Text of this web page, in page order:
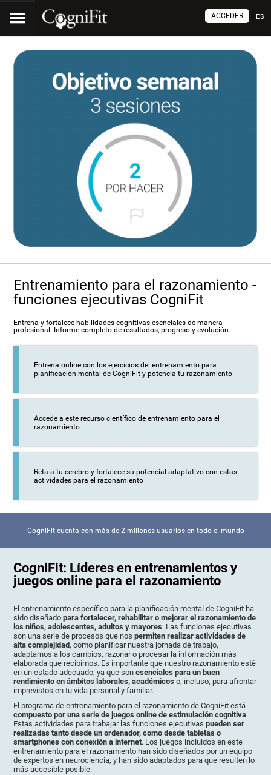
ES
ACCEDER
Entrenamiento para el razonamiento -
funciones ejecutivas CogniFit
Entrena y fortalece habilidades cognitivas esenciales de manera
profesional. Informe completo de resultados, progreso y evolución.
Entrena online con los ejercicios del entrenamiento para
planificación mental de CogniFit y potencia tu razonamiento
Accede a este recurso científico de entrenamiento para el
razonamiento
Reta a tu cerebro y fortalece su potencial adaptativo con estas
actividades para el razonamiento
CogniFit cuenta con más de 2 millones usuarios en todo el mundo
CogniFit: Líderes en entrenamientos y
juegos online para el razonamiento
El entrenamiento específico para la planificación mental de CogniFit ha
sido diseñadopara fortalecer, rehabilitar o mejorar el razonamiento de
los niños, adolescentes, adultos y mayores. Las funciones ejecutivas
son una serie de procesos que nospermiten realizar actividades de
alta complejidad, como planificar nuestra jornada de trabajo,
adaptarnos a los cambios, razonar o procesar la información más
elaborada que recibimos. Es importante que nuestro razonamiento esté
en un estado adecuado, ya que sonesenciales para un buen
rendimiento en ámbitos laborales, académicos o, incluso, para afrontar
imprevistos en tu vida personal y familiar.
El programa de entrenamiento para el razonamiento de CogniFit está
compuesto por una serie de juegos online de estimulación cognitiva.
Estas actividades para trabajar las funciones ejecutivaspueden ser
realizadas tanto desde un ordenador, como desde tabletas o
smartphones con conexión a internet. Los juegos incluidos en este
entrenamiento para el razonamiento han sido diseñados por un equipo
de expertos en neurociencia, y han sido adaptados para que resulten lo
más accesible posible.